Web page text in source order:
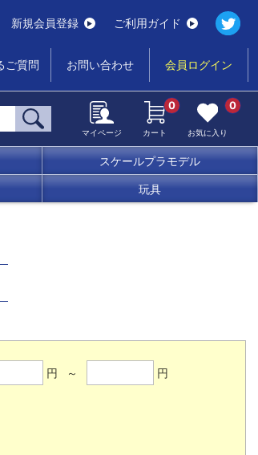
新規会員登録 ご利用ガイド
ご質問 お問い合わせ 会員ログイン
マイページ カート
0
お気に入り
0
スケールプラモデル
玩具
円 ～ 円